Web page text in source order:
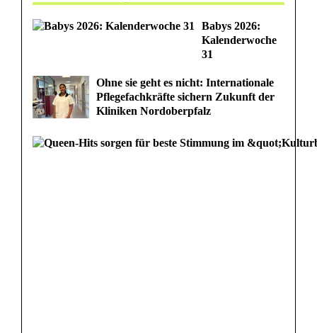
Babys 2026:
Kalenderwoche
31
Ohne sie geht es nicht: Internationale
Pflegefachkräfte sichern Zukunft der
Kliniken Nordoberpfalz